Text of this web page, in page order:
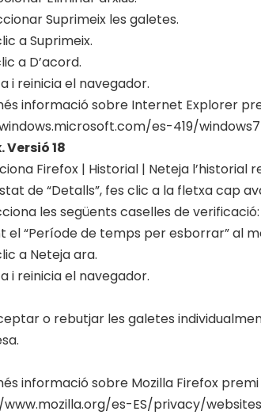
Suprimeix les galetes.
a Suprimeix.
a D’acord.
i reinicia el navegador.
informació sobre Internet Explorer
es-419/
Versió 18
Firefox | Historial | Neteja l’historial
de “Detalls”, fes clic a la fletxa cap
les següents caselles de
el “Període de temps per esborrar” al
a Neteja ara.
i reinicia el navegador.
o rebutjar les galetes
informació sobre Mozilla Firefox premi
es-ES/privacy/